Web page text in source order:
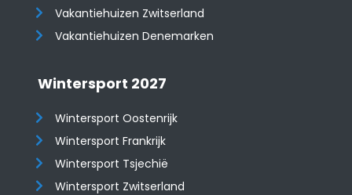
​​​​​​​Vakantiehuizen Zwitserland
Vakantiehuizen Denemarken
Wintersport 2027
Wintersport Oostenrijk
Wintersport Frankrijk
Wintersport Tsjechië
Wintersport Zwitserland